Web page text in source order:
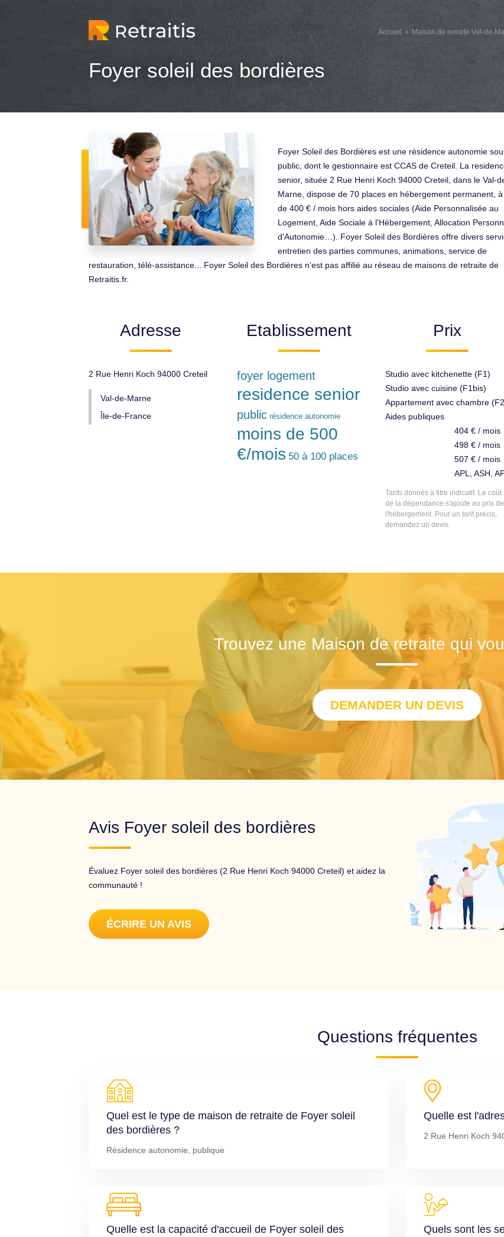
Accueil Maison de retraite Val-de-
Foyer soleil des bordières
Foyer Soleil des Bordières est une résidence autonomie
public, dont le gestionnaire est CCAS de Creteil. La
senior, située 2 Rue Henri Koch 94000 Creteil, dans le Val-
Marne, dispose de 70 places en hébergement permanent,
de 400 € / mois hors aides sociales (Aide Personnalisée au
Logement, Aide Sociale à l'Hébergement, Allocation
d'Autonomie…). Foyer Soleil des Bordières offre divers
entretien des parties communes, animations, service de
restauration, télé-assistance... Foyer Soleil des Bordières n'est pas affilié au réseau de maisons de retraite de
Retraitis.fr.
Adresse
2 Rue Henri Koch 94000 Creteil
Val-de-Marne
Île-de-France
Etablissement
foyer logement
residence senior
public résidence autonomie
moins de 500
€/mois 50 à 100 places
Prix
Studio avec kitchenette (F1)
Studio avec cuisine (F1bis)
Appartement avec chambre
Aides publiques
404 € / mois
498 € / mois
507 € / mois
APL, ASH,
Tarifs donnés à titre indicatif. Le coût
de la dépendance s'ajoute au prix de
l'hébergement. Pour un tarif précis,
demandez un devis.
Trouvez une Maison de retraite qui
DEMANDER UN DEVIS
Avis Foyer soleil des bordières
Évaluez Foyer soleil des bordières (2 Rue Henri Koch 94000 Creteil) et aidez la
communauté !
ÉCRIRE UN AVIS
Questions fréquentes
Quel est le type de maison de retraite de Foyer soleil
des bordières ?
Résidence autonomie, publique
Quelle est
2 Rue Henri Koch
Quelle est la capacité d'accueil de Foyer soleil des
Quels sont les